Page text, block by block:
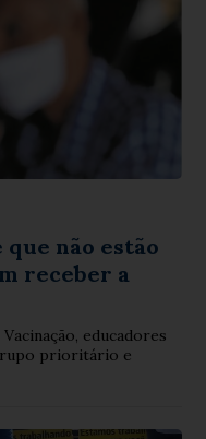
não estão
receber a
educadores
prioritário e